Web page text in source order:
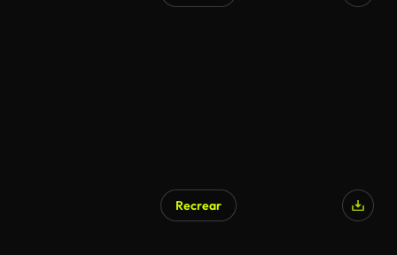
Recrear